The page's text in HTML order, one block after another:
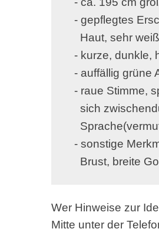
- gepflegtes
Haut, sehr
- kurze,
- auffällig
- raue Stimme,
sich
- sonstige
Brust, breite
Wer Hinweise zur
Mitte unter der